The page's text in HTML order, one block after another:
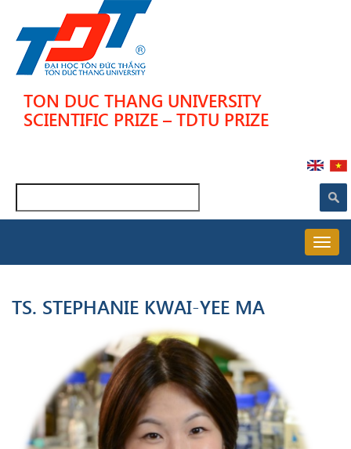
main
TON DUC THANG UNIVERSITY
SCIENTIFIC PRIZE – TDTU PRIZE
TS. STEPHANIE KWAI-YEE MA